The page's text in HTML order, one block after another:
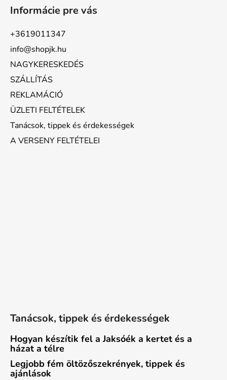
Informácie pre vás
+3619011347
info@shopjk.hu
NAGYKERESKEDÉS
SZÁLLÍTÁS
REKLAMÁCIÓ
ÜZLETI FELTÉTELEK
Tanácsok, tippek és érdekességek
A VERSENY FELTÉTELEI
Tanácsok, tippek és érdekességek
Hogyan készítik fel a Jaksóék a kertet és a
házat a télre
Legjobb fém öltözőszekrények, tippek és
ajánlások